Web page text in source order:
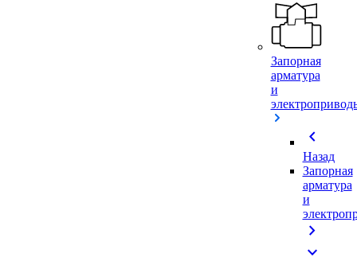
Запорная
арматура
и
chevron_left
Назад
Запорная
арматура
и
chevron_right
expand_more